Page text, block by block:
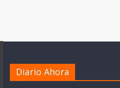
Diario Ahora